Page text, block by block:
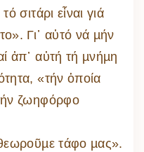
σιτάρι εἶναι γιά
Γι᾽ αὐτό νά µήν
ἀπ᾽ αὐτή τή µνήµη
«τήν ὁποία
ζωηφόρφο
τάφο µας».